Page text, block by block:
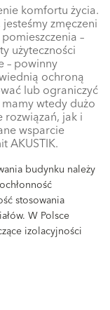
komfortu życia.
zmęczeni
–
użyteczności
– powinny
ochroną
lub ograniczyć
wtedy dużo
jak i
wsparcie
AKUSTIK.
budynku należy
stosowania
W Polsce
izolacyjności